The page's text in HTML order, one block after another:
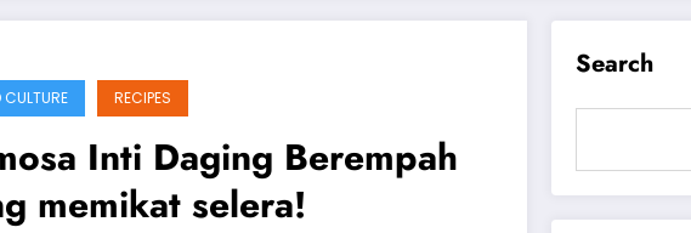
CULTURE RECIPES
Inti Daging Berempah
memikat selera!
Search